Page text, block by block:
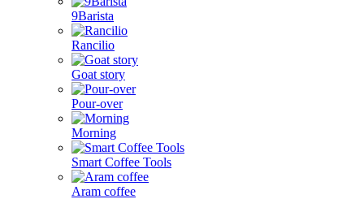
9Barista
Rancilio
Goat story
Pour-over
Morning
Smart Coffee Tools
Aram coffee